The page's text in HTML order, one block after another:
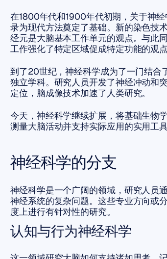
在1800年代和1900年代初期，关于神
录为现代方法奠定了基础。新的染色技
经元是大脑基本工作单元的观点。与此
工作强化了特定区域促成特定功能的观点
到了20世纪，神经科学成为了一门结合
独立学科。研究人员开发了神经冲动和
定位，脑成像技术加速了人类研究。
今天，神经科学继续扩展，将基础生物
测量大脑活动并支持实际应用的实用工具
神经科学的分支
神经科学是一个广阔的领域，研究人员
神经系统的复杂问题。这些专业方向或
度上进行有针对性的研究。
认知与行为神经科学